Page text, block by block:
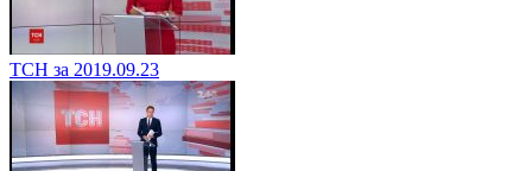
ТСН за 2019.09.23